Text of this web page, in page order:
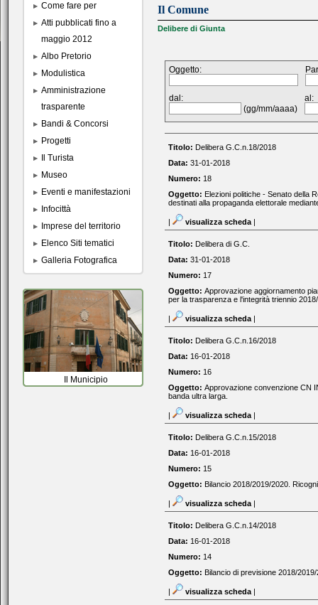
Come fare per
Atti pubblicati fino a
maggio 2012
Albo Pretorio
Modulistica
Amministrazione
trasparente
Bandi & Concorsi
Progetti
Il Turista
Museo
Eventi e manifestazioni
Infocittà
Imprese del territorio
Elenco Siti tematici
Galleria Fotografica
Il Municipio
Il Comune
Delibere di Giunta
Oggetto:
dal:
(gg/mm/aaaa)
al:
Titolo: Delibera G.C.n.18/2018
Data: 31-01-2018
Numero: 18
Oggetto: Elezioni politiche - Senato della
destinati alla propaganda elettorale
| visualizza scheda |
Titolo: Delibera di G.C.
Data: 31-01-2018
Numero: 17
Oggetto: Approvazione aggiornamento
per la trasparenza e l'integrità triennio
| visualizza scheda |
Titolo: Delibera G.C.n.16/2018
Data: 16-01-2018
Numero: 16
Oggetto: Approvazione convenzione CN
banda ultra larga.
| visualizza scheda |
Titolo: Delibera G.C.n.15/2018
Data: 16-01-2018
Numero: 15
Oggetto: Bilancio 2018/2019/2020.
| visualizza scheda |
Titolo: Delibera G.C.n.14/2018
Data: 16-01-2018
Numero: 14
Oggetto: Bilancio di previsione 2018/
| visualizza scheda |